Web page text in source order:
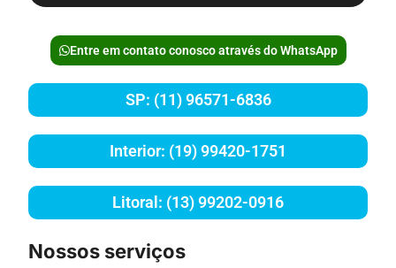
Entre em contato conosco através do WhatsApp
SP: (11) 96571-6836
Interior: (19) 99420-1751
Litoral: (13) 99202-0916
Nossos serviços